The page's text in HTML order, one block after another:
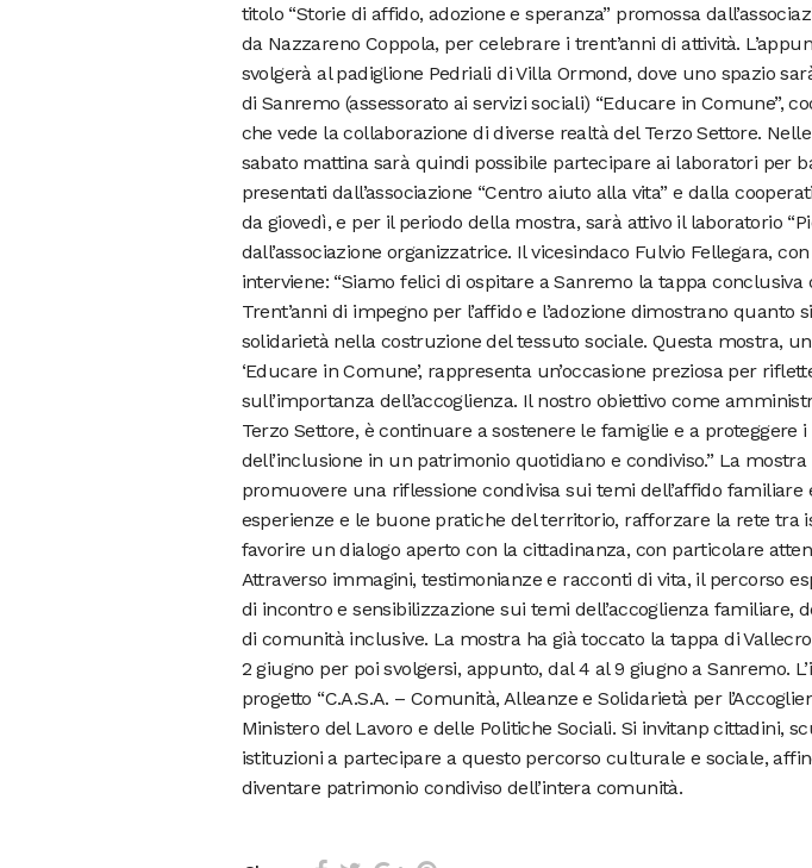
titolo “Storie di affido, adozione e speranza” promossa
da Nazzareno Coppola, per celebrare i trent’anni di attività.
svolgerà al padiglione Pedriali di Villa Ormond, dove uno spazio
di Sanremo (assessorato ai servizi sociali) “Educare in Comune”,
che vede la collaborazione di diverse realtà del Terzo Settore.
sabato mattina sarà quindi possibile partecipare ai laboratori per
presentati dall’associazione “Centro aiuto alla vita” e dalla
da giovedì, e per il periodo della mostra, sarà attivo il laboratorio
dall’associazione organizzatrice. Il vicesindaco Fulvio Fellegara,
interviene: “Siamo felici di ospitare a Sanremo la tappa
Trent’anni di impegno per l’affido e l’adozione dimostrano
solidarietà nella costruzione del tessuto sociale. Questa mostra,
‘Educare in Comune’, rappresenta un’occasione preziosa per
sull’importanza dell’accoglienza. Il nostro obiettivo come
Terzo Settore, è continuare a sostenere le famiglie e a
dell’inclusione in un patrimonio quotidiano e condiviso.” La
promuovere una riflessione condivisa sui temi dell’affido familiare
esperienze e le buone pratiche del territorio, rafforzare la rete tra
favorire un dialogo aperto con la cittadinanza, con particolare
Attraverso immagini, testimonianze e racconti di vita, il percorso
di incontro e sensibilizzazione sui temi dell’accoglienza familiare,
di comunità inclusive. La mostra ha già toccato la tappa di
2 giugno per poi svolgersi, appunto, dal 4 al 9 giugno a Sanremo.
progetto “C.A.S.A. – Comunità, Alleanze e Solidarietà per
Ministero del Lavoro e delle Politiche Sociali. Si invitanp cittadini,
istituzioni a partecipare a questo percorso culturale e sociale,
diventare patrimonio condiviso dell’intera comunità.